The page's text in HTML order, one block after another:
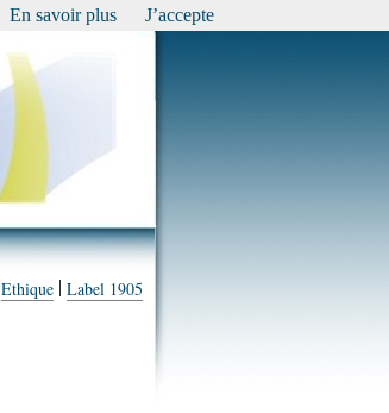
Ethique | Label 1905
En savoir plus J’accepte